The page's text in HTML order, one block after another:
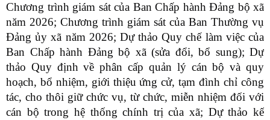
Chương trình giám sát của Ban Chấp hành Đảng bộ xã
năm 2026; Chương trình giám sát của Ban Thường vụ
Đảng ủy xã năm 2026; Dự thảo Quy chế làm việc của
Ban Chấp hành Đảng bộ xã (sửa đổi, bổ sung); Dự
thảo Quy định về phân cấp quản lý cán bộ và quy
hoạch, bổ nhiệm, giới thiệu ứng cử, tạm đình chỉ công
tác, cho thôi giữ chức vụ, từ chức, miễn nhiệm đối với
cán bộ trong hệ thống chính trị của xã; Dự thảo kế